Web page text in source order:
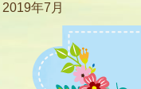
2019年7月